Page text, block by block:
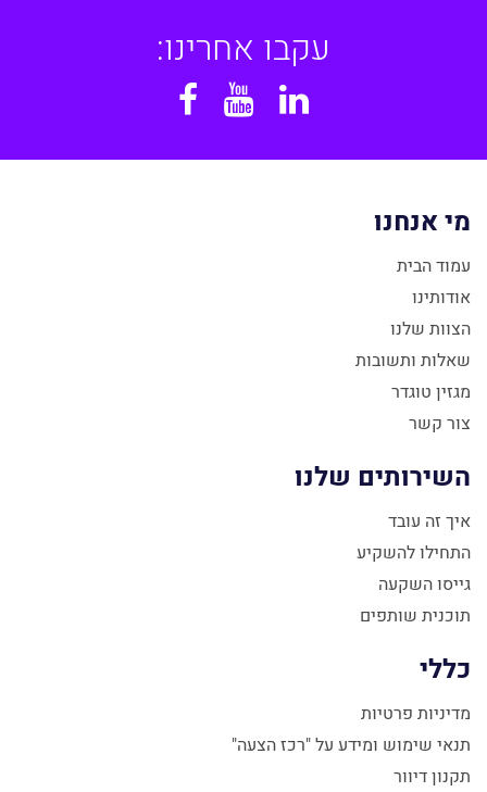
עקבו אחרינו:
Linkedin
YouTube
מי אנחנו
עמוד הבית
אודותינו
הצוות שלנו
שאלות ותשובות
מגזין טוגדר
צור קשר
השירותים שלנו
איך זה עובד
התחילו להשקיע
גייסו השקעה
תוכנית שותפים
כללי
מדיניות פרטיות
תנאי שימוש ומידע על "רכז הצעה"
תקנון דיוור